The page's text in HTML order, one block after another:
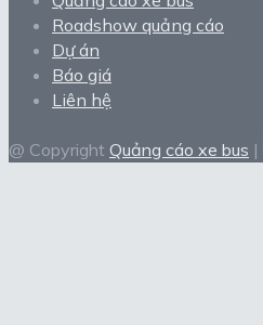
Roadshow quảng cáo
Dự án
Báo giá
Liên hệ
@ Copyright Quảng cáo xe bus |